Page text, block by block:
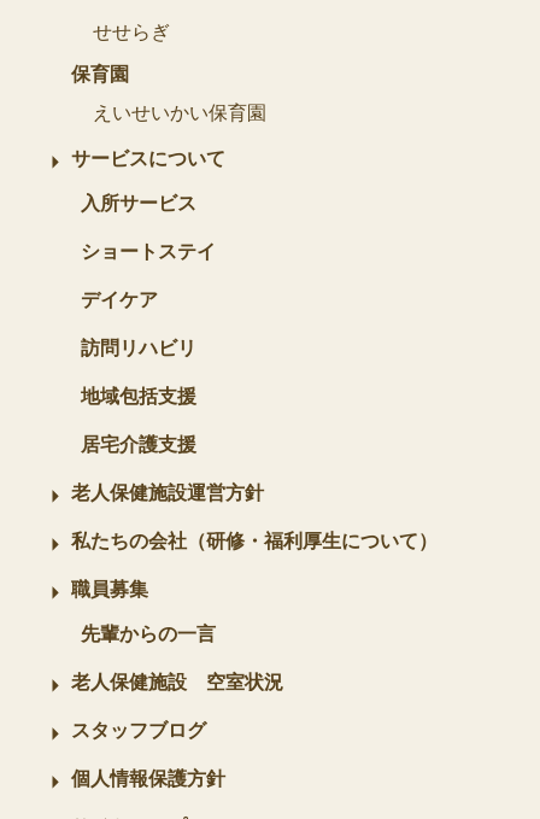
せせらぎ
保育園
えいせいかい保育園
サービスについて
入所サービス
ショートステイ
デイケア
訪問リハビリ
地域包括支援
居宅介護支援
老人保健施設運営方針
私たちの会社（研修・福利厚生について）
職員募集
先輩からの一言
老人保健施設 空室状況
スタッフブログ
個人情報保護方針